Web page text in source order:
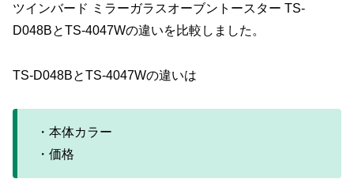
ツインバード ミラーガラスオーブントースター TS-
D048BとTS-4047Wの違いを比較しました。
TS-D048BとTS-4047Wの違いは
・本体カラー
・価格